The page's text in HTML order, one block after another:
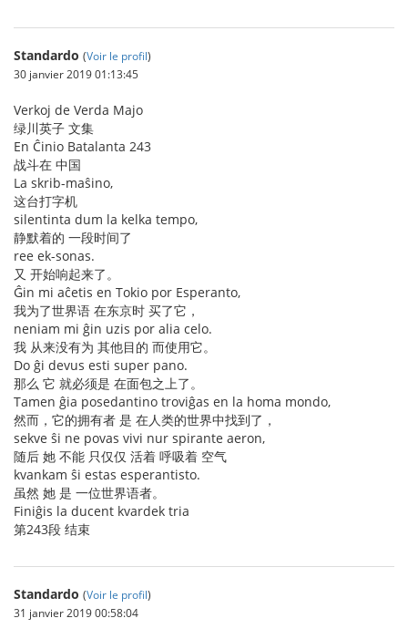
Standardo (Voir le profil)
30 janvier 2019 01:13:45
Verkoj de Verda Majo
绿川英子 文集
En Ĉinio Batalanta 243
战斗在 中国
La skrib-maŝino,
这台打字机
silentinta dum la kelka tempo,
静默着的 一段时间了
ree ek-sonas.
又 开始响起来了。
Ĝin mi aĉetis en Tokio por Esperanto,
我为了世界语 在东京时 买了它，
neniam mi ĝin uzis por alia celo.
我 从来没有为 其他目的 而使用它。
Do ĝi devus esti super pano.
那么 它 就必须是 在面包之上了。
Tamen ĝia posedantino troviĝas en la homa mondo,
然而，它的拥有者 是 在人类的世界中找到了，
sekve ŝi ne povas vivi nur spirante aeron,
随后 她 不能 只仅仅 活着 呼吸着 空气
kvankam ŝi estas esperantisto.
虽然 她 是 一位世界语者。
Finiĝis la ducent kvardek tria
第243段 结束
Standardo (Voir le profil)
31 janvier 2019 00:58:04